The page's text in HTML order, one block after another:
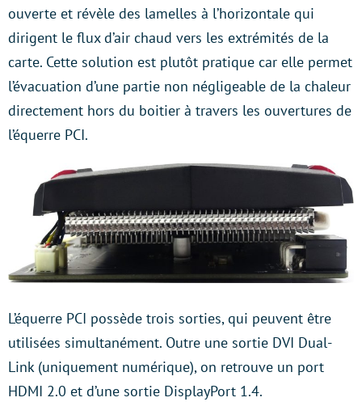
ouverte et révèle des lamelles à l’horizontale qui
dirigent le flux d’air chaud vers les extrémités de la
carte. Cette solution est plutôt pratique car elle permet
l’évacuation d’une partie non négligeable de la chaleur
directement hors du boitier à travers les ouvertures de
l’équerre PCI.
L’équerre PCI possède trois sorties, qui peuvent être
utilisées simultanément. Outre une sortie DVI Dual-
Link (uniquement numérique), on retrouve un port
HDMI 2.0 et d’une sortie DisplayPort 1.4.